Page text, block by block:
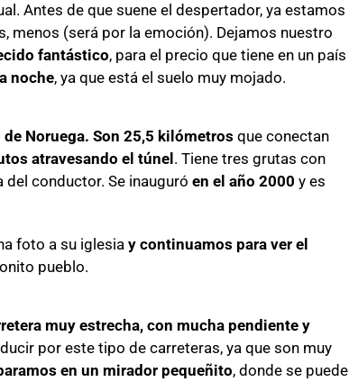
Antes de que suene el despertador, ya estamos
menos (será por la emoción). Dejamos nuestro
fantástico, para el precio que tiene en un país
noche, ya que está el suelo muy mojado.
Noruega. Son 25,5 kilómetros que conectan
atravesando el túnel . Tiene tres grutas con
conductor. Se inauguró en el año 2000 y es
foto a su iglesia y continuamos para ver el
pueblo.
muy estrecha, con mucha pendiente y
por este tipo de carreteras, ya que son muy
en un mirador pequeñito, donde se puede